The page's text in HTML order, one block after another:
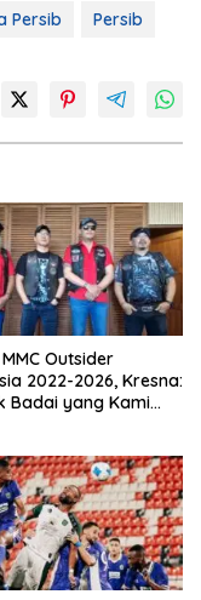
Persib Persib
Outsider
2022-2026, Kresna:
Badai yang Kami